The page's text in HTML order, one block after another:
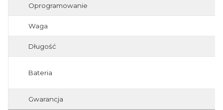
Oprogramowanie
Waga
Długość
Bateria
Gwarancja